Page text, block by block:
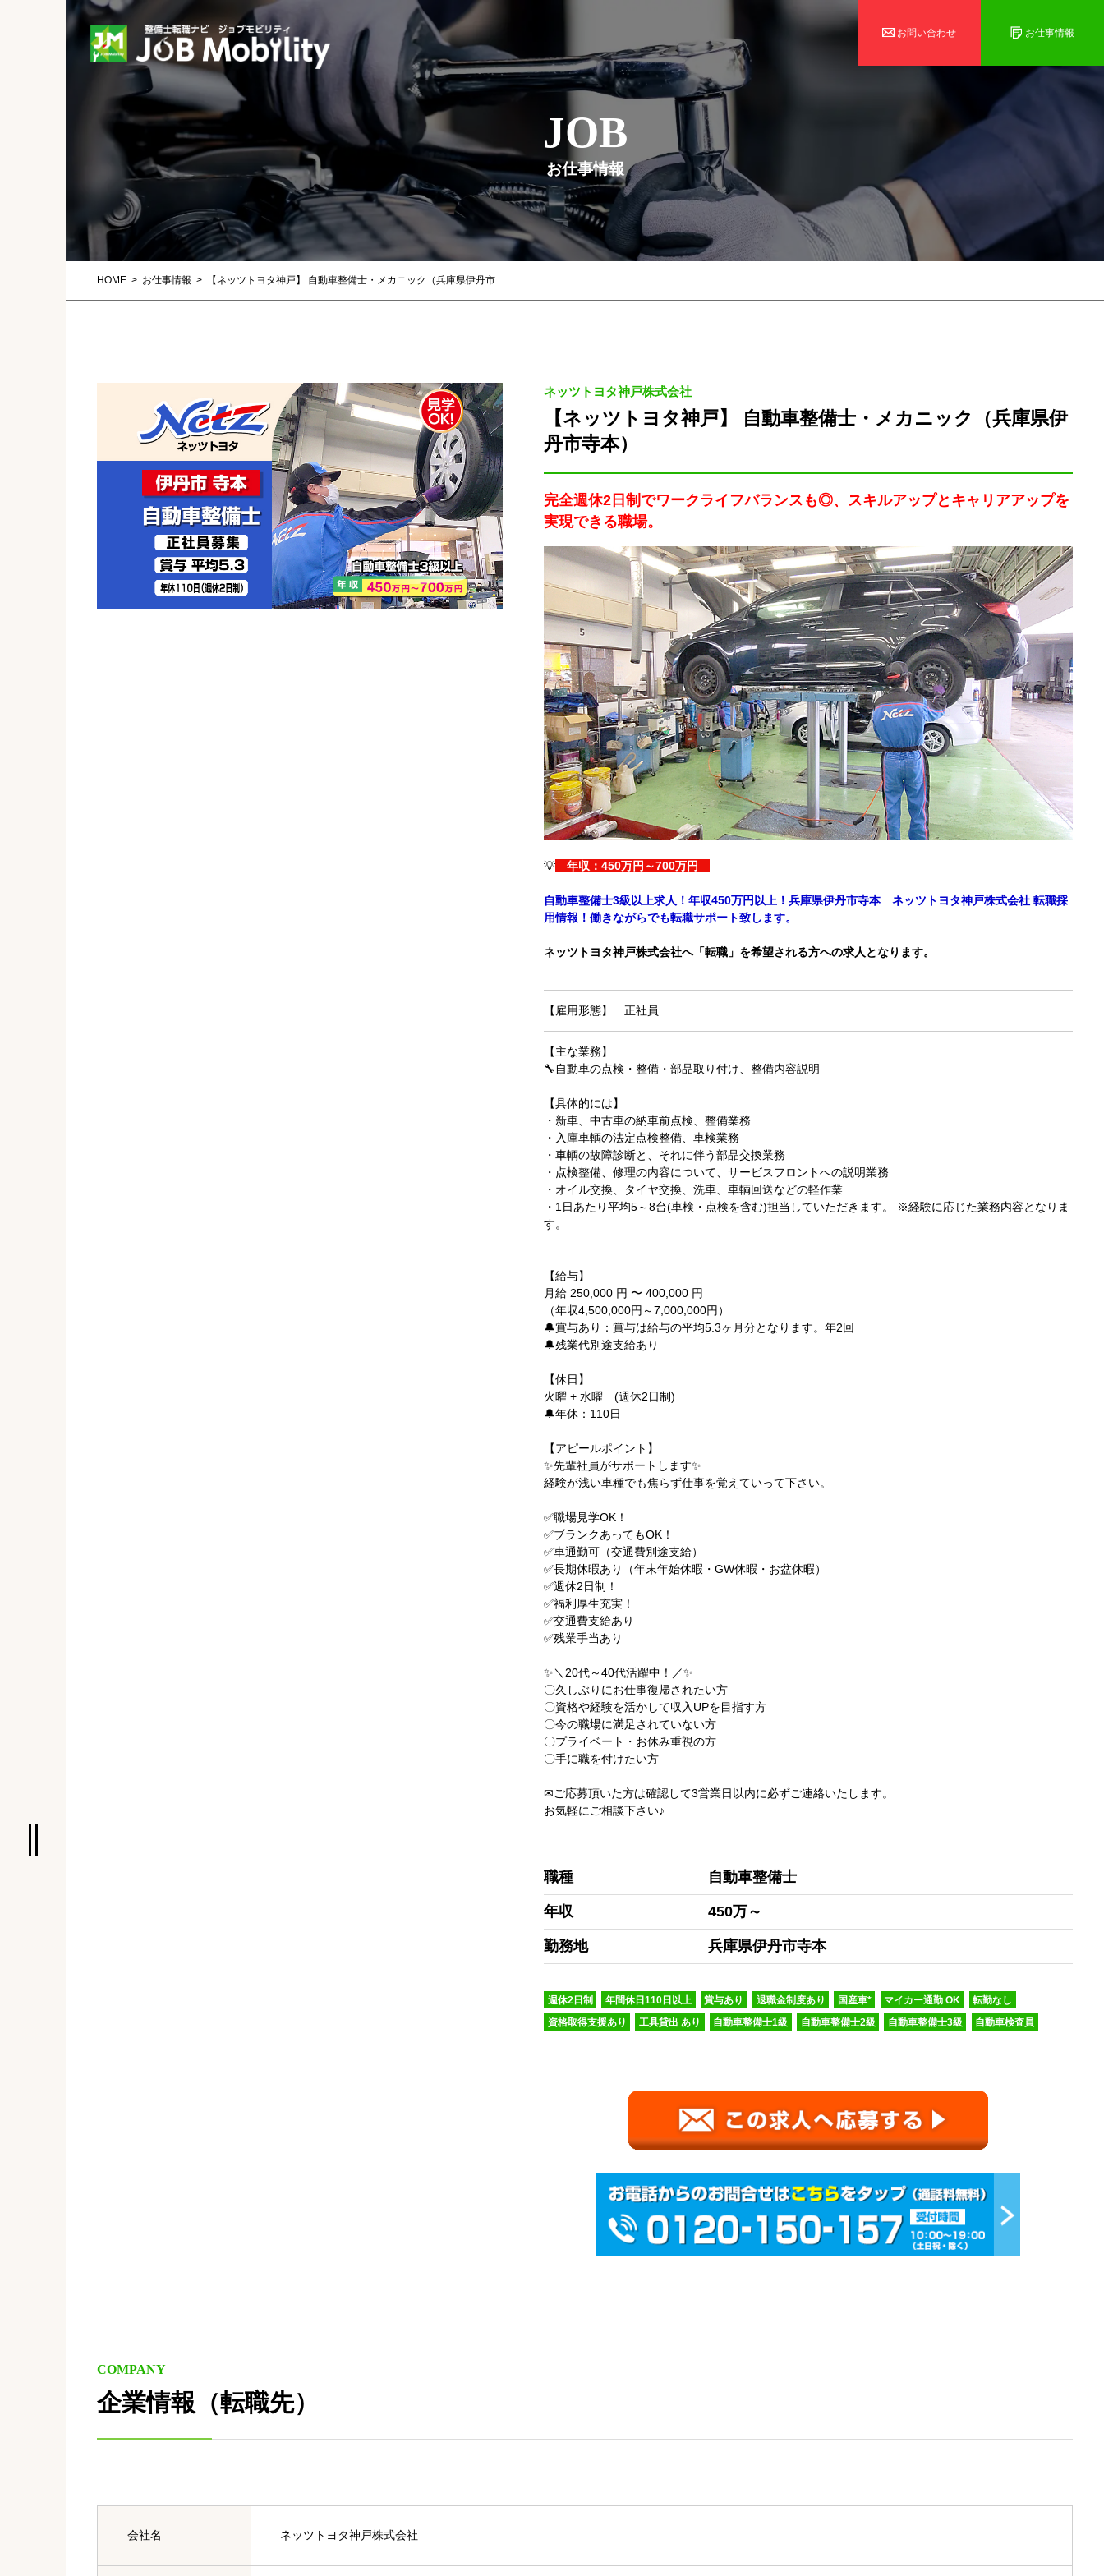
お問い合わせ お仕事情報
JOB
お仕事情報
HOME お仕事情報 【ネッツトヨタ神戸】 自動車整備士・メカニック（兵庫県伊丹市寺本）
ネッツトヨタ神戸株式会社
【ネッツトヨタ神戸】 自動車整備士・メカニック（兵庫県伊
丹市寺本）
完全週休2日制でワークライフバランスも◎、スキルアップとキャリアアップを
実現できる職場。
💡 年収：450万円～700万円
自動車整備士3級以上求人！年収450万円以上！兵庫県伊丹市寺本 ネッツトヨタ神戸株式会社 転職採
用情報！働きながらでも転職サポート致します。
ネッツトヨタ神戸株式会社へ「転職」を希望される方への求人となります。
【雇用形態】 正社員
【主な業務】
🔧自動車の点検・整備・部品取り付け、整備内容説明
【具体的には】
・新車、中古車の納車前点検、整備業務
・入庫車輌の法定点検整備、車検業務
・車輌の故障診断と、それに伴う部品交換業務
・点検整備、修理の内容について、サービスフロントへの説明業務
・オイル交換、タイヤ交換、洗車、車輌回送などの軽作業
・1日あたり平均5～8台(車検・点検を含む)担当していただきます。 ※経験に応じた業務内容となりま
す。
【給与】
月給 250,000 円 〜 400,000 円
（年収4,500,000円～7,000,000円）
🔔賞与あり：賞与は給与の平均5.3ヶ月分となります。年2回
🔔残業代別途支給あり
【休日】
火曜 + 水曜 (週休2日制)
🔔年休：110日
【アピールポイント】
✨先輩社員がサポートします✨
経験が浅い車種でも焦らず仕事を覚えていって下さい。
✅職場見学OK！
✅ブランクあってもOK！
✅車通勤可（交通費別途支給）
✅長期休暇あり（年末年始休暇・GW休暇・お盆休暇）
✅週休2日制！
✅福利厚生充実！
✅交通費支給あり
✅残業手当あり
✨＼20代～40代活躍中！／✨
〇久しぶりにお仕事復帰されたい方
〇資格や経験を活かして収入UPを目指す方
〇今の職場に満足されていない方
〇プライベート・お休み重視の方
〇手に職を付けたい方
✉ご応募頂いた方は確認して3営業日以内に必ずご連絡いたします。
お気軽にご相談下さい♪
職種 自動車整備士
年収 450万～
勤務地 兵庫県伊丹市寺本
週休2日制 年間休日110日以上 賞与あり 退職金制度あり 国産車* マイカー通勤 OK
転勤なし
資格取得支援あり
工具貸出 あり 自動車整備士1級 自動車整備士2級 自動車整備士3級 自動車検査員
COMPANY
企業情報（転職先）
会社名 ネッツトヨタ神戸株式会社